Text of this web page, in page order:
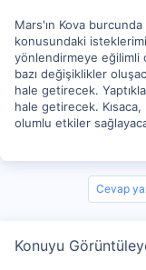
Mars'ın Kova burcunda
konusundaki
yönlendirmeye eğilimli
bazı değişiklikler
hale getirecek.
hale getirecek. Kısaca,
olumlu etkiler
Cevap
Konuyu